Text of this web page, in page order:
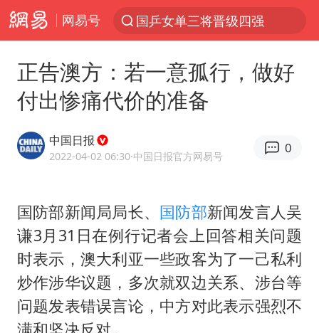
网易号
国乒女单三将晋级四强
三警齐发！多地10级以上雷暴大风
央视新主播李秋莹孙亚鹏亮相
大V：马科斯把路走绝了
白海豚将正面袭击贯穿浙江
购飞机票7分钟后退票被扣2022元
杭州全市有序停课
陈思诚零点晒照为佟丽娅庆生
正告澳方：若一意孤行，做好
付出惨痛代价的准备
中国日报
2022-04-02 06:30·中国日报官方网易号
0
国防部新闻局局长、 国防部新闻发言人吴
谦3月31日在例行记者会上回答相关问题
时表示，澳大利亚一些政客为了一己私利
炒作涉华议题，多次就双边关系、涉台等
问题发表错误言论，中方对此表示强烈不